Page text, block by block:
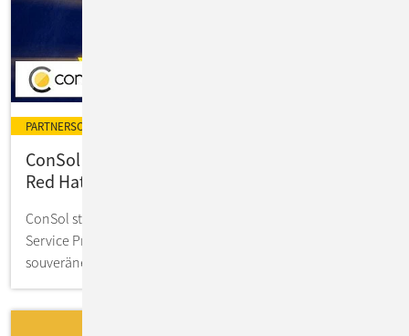
PARTNERSCHAFT
ConSol ist erster Managed Service Partner von
Red Hat OpenShift auf IONOS
ConSol startet als erster offiziell validierter Managed
Service Provider für Red Hat OpenShift auf der
souveränen IONOS Public Cloud.